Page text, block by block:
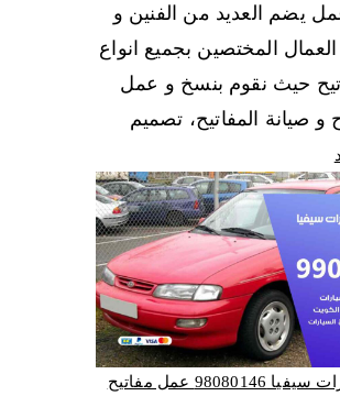
يضم العديد من الفنين و
المختصين بجميع انواع
حيث نقوم بنسخ و عمل
و صيانة المفاتيح، تصميم
فتح اقفال سيارات سيفيا 98080146‬ عمل مفاتيح